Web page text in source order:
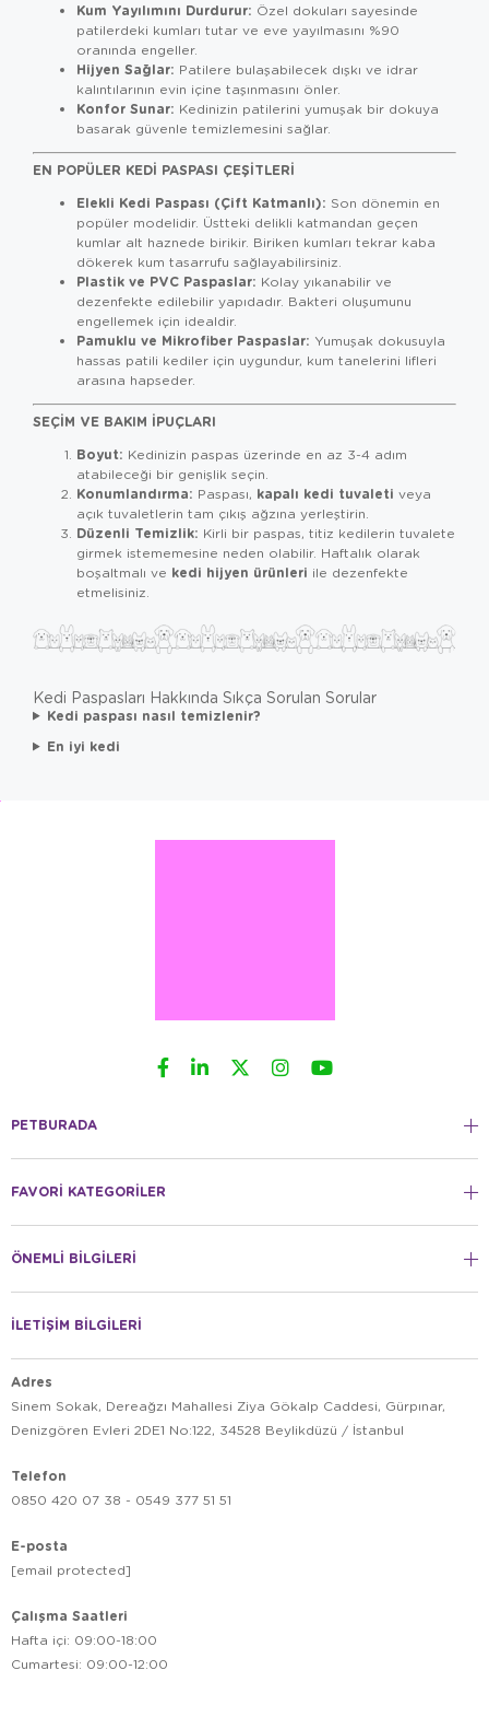
Kum Yayılımını Durdurur: Özel dokuları sayesinde
patilerdeki kumları tutar ve eve yayılmasını %90
oranında engeller.
Hijyen Sağlar: Patilere bulaşabilecek dışkı ve idrar
kalıntılarının evin içine taşınmasını önler.
Konfor Sunar: Kedinizin patilerini yumuşak bir dokuya
basarak güvenle temizlemesini sağlar.
EN POPÜLER KEDI PASPASI ÇEŞITLERI
Elekli Kedi Paspası (Çift Katmanlı): Son dönemin en
popüler modelidir. Üstteki delikli katmandan geçen
kumlar alt haznede birikir. Biriken kumları tekrar kaba
dökerek kum tasarrufu sağlayabilirsiniz.
Plastik ve PVC Paspaslar: Kolay yıkanabilir ve
dezenfekte edilebilir yapıdadır. Bakteri oluşumunu
engellemek için idealdir.
Pamuklu ve Mikrofiber Paspaslar: Yumuşak dokusuyla
hassas patili kediler için uygundur, kum tanelerini lifleri
arasına hapseder.
SEÇIM VE BAKIM İPUÇLARI
Boyut: Kedinizin paspas üzerinde en az 3-4 adım
atabileceği bir genişlik seçin.
Konumlandırma: Paspası, kapalı kedi tuvaleti veya
açık tuvaletlerin tam çıkış ağzına yerleştirin.
Düzenli Temizlik: Kirli bir paspas, titiz kedilerin tuvalete
girmek istememesine neden olabilir. Haftalık olarak
boşaltmalı ve kedi hijyen ürünleri ile dezenfekte
etmelisiniz.
Kedi Paspasları Hakkında Sıkça Sorulan Sorular
Kedi paspası nasıl temizlenir?
En iyi kedi
PETBURADA
FAVORİ KATEGORİLER
ÖNEMLİ BİLGİLERİ
İLETİŞİM BİLGİLERİ
Adres
Sinem Sokak, Dereağzı Mahallesi Ziya Gökalp Caddesi, Gürpınar,
Denizgören Evleri 2DE1 No:122, 34528 Beylikdüzü / İstanbul
Telefon
0850 420 07 38 - 0549 377 51 51
E-posta
[email protected]
Çalışma Saatleri
Hafta içi: 09:00-18:00
Cumartesi: 09:00-12:00